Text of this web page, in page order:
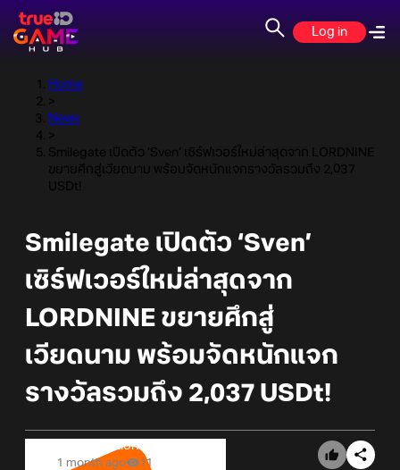
Log in
Home
>
News
>
Smilegate เปิดตัว ‘Sven’ เซิร์ฟเวอร์ใหม่ล่าสุดจาก LORDNINE
ขยายศึกสู่เวียดนาม พร้อมจัดหนักแจกรางวัลรวมถึง 2,037
USDt!
Smilegate เปิดตัว ‘Sven’
เซิร์ฟเวอร์ใหม่ล่าสุดจาก
LORDNINE ขยายศึกสู่
เวียดนาม พร้อมจัดหนักแจก
รางวัลรวมถึง 2,037 USDt!
Online Station
1 month ago
11